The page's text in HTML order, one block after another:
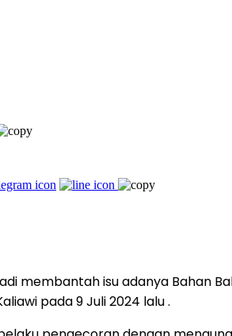
membantah isu adanya Bahan
pada 9 Juli 2024 lalu .